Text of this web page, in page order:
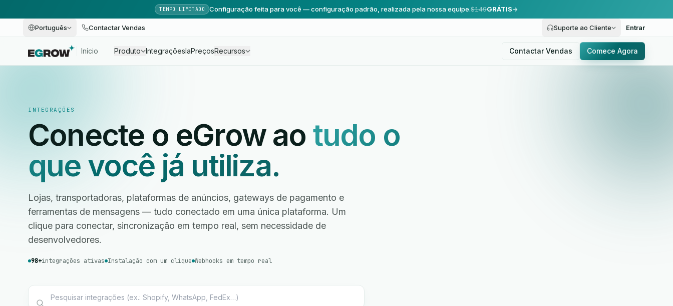
TEMPO LIMITADO Configuração feita para você — configuração padrão, realizada pela nossa equipe.$149GRÁTIS
Português Contactar Vendas Suporte ao Cliente Entrar
Início Produto IntegraçõesIaPreçosRecursos Contactar Vendas Comece Agora
INTEGRAÇÕES
Conecte o eGrow ao tudo o
que você já utiliza.
Lojas, transportadoras, plataformas de anúncios, gateways de pagamento e
ferramentas de mensagens — tudo conectado em uma única plataforma. Um
clique para conectar, sincronização em tempo real, sem necessidade de
desenvolvedores.
98+integrações ativas Instalação com um clique Webhooks em tempo real